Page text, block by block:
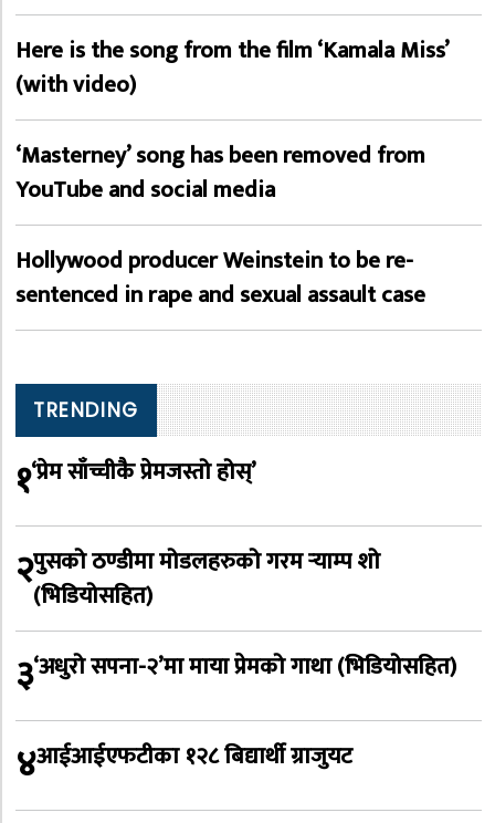
Here is the song from the film ‘Kamala Miss’
(with video)
‘Masterney’ song has been removed from
YouTube and social media
Hollywood producer Weinstein to be re-
sentenced in rape and sexual assault case
TRENDING
१‘प्रेम साँच्चीकै प्रेमजस्तो होस्’
२पुसको ठण्डीमा मोडलहरुको गरम र्‍याम्प शो
(भिडियोसहित)
३‘अधुरो सपना-२’मा माया प्रेमको गाथा (भिडियोसहित)
४आईआईएफटीका १२८ बिद्यार्थी ग्राजुयट